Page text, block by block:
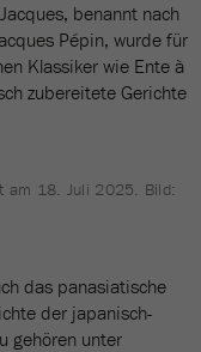
benannt nach
Pépin, wurde für
Klassiker wie Ente à
zubereitete Gerichte
am 18. Juli 2025. Bild:
das panasiatische
der japanisch-
gehören unter